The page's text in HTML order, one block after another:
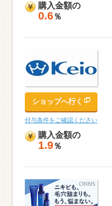
購入金額の
0.6％
ショップへ行く
付与条件をご確認ください
購入金額の
1.9％